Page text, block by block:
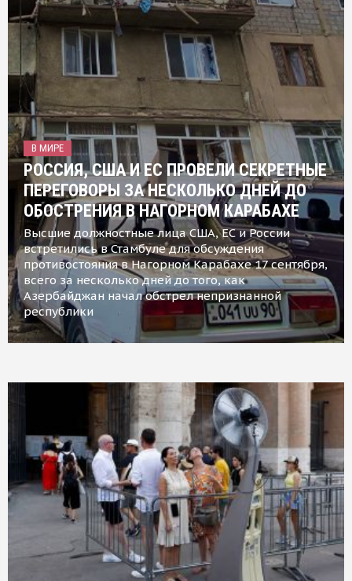
В МИРЕ
РОССИЯ, США И ЕС ПРОВЕЛИ СЕКРЕТНЫЕ
ПЕРЕГОВОРЫ ЗА НЕСКОЛЬКО ДНЕЙ ДО
ОБОСТРЕНИЯ В НАГОРНОМ КАРАБАХЕ
Высшие должностные лица США, ЕС и России
встретились в Стамбуле для обсуждения
противостояния в Нагорном Карабахе 17 сентября,
всего за несколько дней до того, как
Азербайджан начал обстрел непризнанной
республики